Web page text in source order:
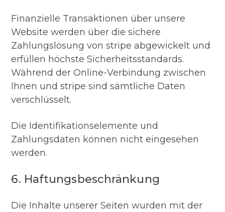
Finanzielle Transaktionen über unsere
Website werden über die sichere
Zahlungslösung von stripe abgewickelt und
erfüllen höchste Sicherheitsstandards.
Während der Online-Verbindung zwischen
Ihnen und stripe sind sämtliche Daten
verschlüsselt.
Die Identifikationselemente und
Zahlungsdaten können nicht eingesehen
werden.
6. Haftungsbeschränkung
Die Inhalte unserer Seiten wurden mit der